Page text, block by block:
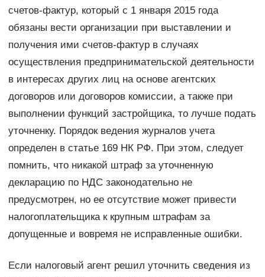
счетов-фактур, который с 1 января 2015 года
обязаны вести организации при выставлении и
получения ими счетов-фактур в случаях
осуществления предпринимательской деятельности
в интересах других лиц на основе агентских
договоров или договоров комиссии, а также при
выполнении функций застройщика, то лучше подать
уточненку. Порядок ведения журналов учета
определен в статье 169 НК РФ. При этом, следует
помнить, что никакой штраф за уточненную
декларацию по НДС законодательно не
предусмотрен, но ее отсутствие может привести
налогоплательщика к крупным штрафам за
допущенные и вовремя не исправленные ошибки.
Если налоговый агент решил уточнить сведения из